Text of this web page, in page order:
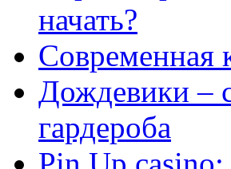
начать?
Современная
Дождевики –
гардероба